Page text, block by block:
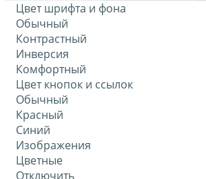
Цвет шрифта и фона
Обычный
Контрастный
Инверсия
Комфортный
Цвет кнопок и ссылок
Обычный
Красный
Синий
Изображения
Цветные
Отключить